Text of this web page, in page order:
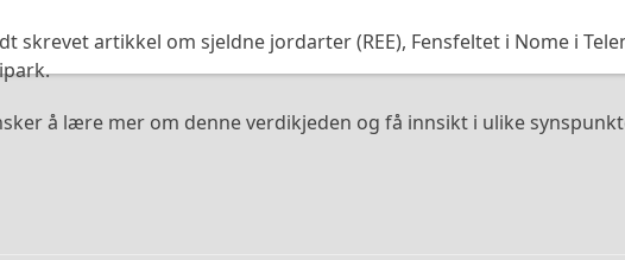
skrevet artikkel om sjeldne jordarter (REE), Fensfeltet i Nome i
å lære mer om denne verdikjeden og få innsikt i ulike